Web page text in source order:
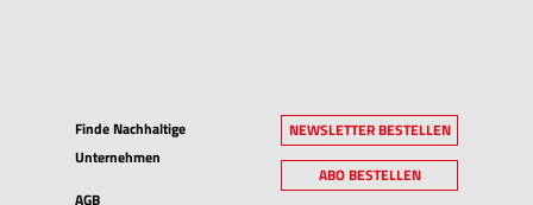
Finde Nachhaltige
Unternehmen
AGB
NEWSLETTER BESTELLEN
ABO BESTELLEN